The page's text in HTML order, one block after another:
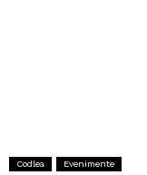
Codlea Evenimente